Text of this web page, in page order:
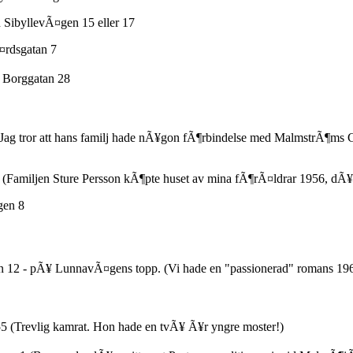
SibyllevÃ¤gen 15 eller 17
7
Borggatan 28
tror att hans familj hade nÃ¥gon fÃ¶rbindelse med MalmstrÃ¶ms
Sture Persson kÃ¶pte huset av mina fÃ¶rÃ¤ldrar 1956,
8
- pÃ¥ LunnavÃ¤gens topp. (Vi hade en "passionerad" romans
(Trevlig kamrat. Hon hade en tvÃ¥ Ã¥r yngre moster!)